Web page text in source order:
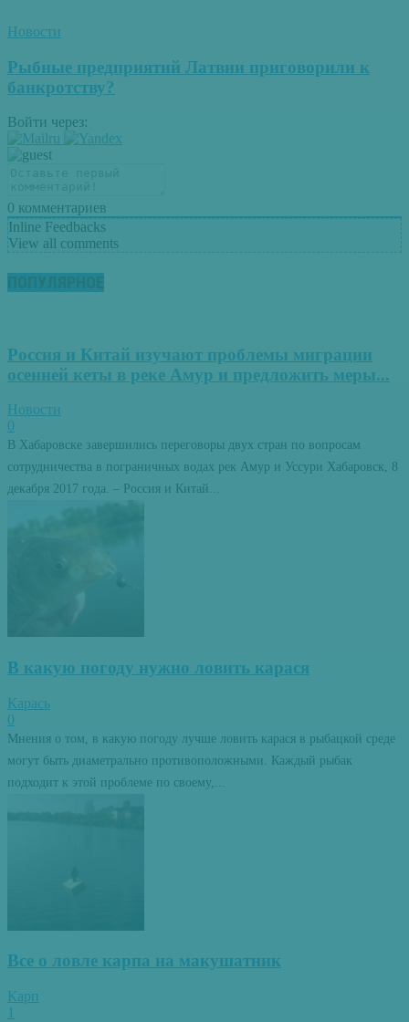
Новости
Рыбные предприятий Латвии приговорили к
банкротству?
Войти через:
0 комментариев
Inline Feedbacks
View all comments
ПОПУЛЯРНОЕ
Россия и Китай изучают проблемы миграции
осенней кеты в реке Амур и предложить меры...
Новости
0
В Хабаровске завершились переговоры двух стран по вопросам
сотрудничества в пограничных водах рек Амур и Уссури Хабаровск, 8
декабря 2017 года. – Россия и Китай...
В какую погоду нужно ловить карася
Карась
0
Мнения о том, в какую погоду лучше ловить карася в рыбацкой среде
могут быть диаметрально противоположными. Каждый рыбак
подходит к этой проблеме по своему,...
Все о ловле карпа на макушатник
Карп
1